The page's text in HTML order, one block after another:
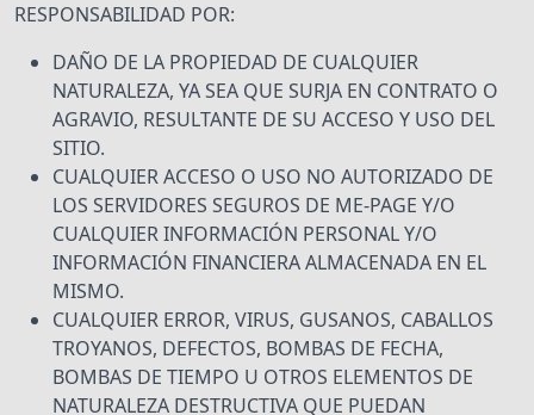
RESPONSABILIDAD POR:
DAÑO DE LA PROPIEDAD DE CUALQUIER
NATURALEZA, YA SEA QUE SURJA EN CONTRATO O
AGRAVIO, RESULTANTE DE SU ACCESO Y USO DEL
SITIO.
CUALQUIER ACCESO O USO NO AUTORIZADO DE
LOS SERVIDORES SEGUROS DE ME-PAGE Y/O
CUALQUIER INFORMACIÓN PERSONAL Y/O
INFORMACIÓN FINANCIERA ALMACENADA EN EL
MISMO.
CUALQUIER ERROR, VIRUS, GUSANOS, CABALLOS
TROYANOS, DEFECTOS, BOMBAS DE FECHA,
BOMBAS DE TIEMPO U OTROS ELEMENTOS DE
NATURALEZA DESTRUCTIVA QUE PUEDAN